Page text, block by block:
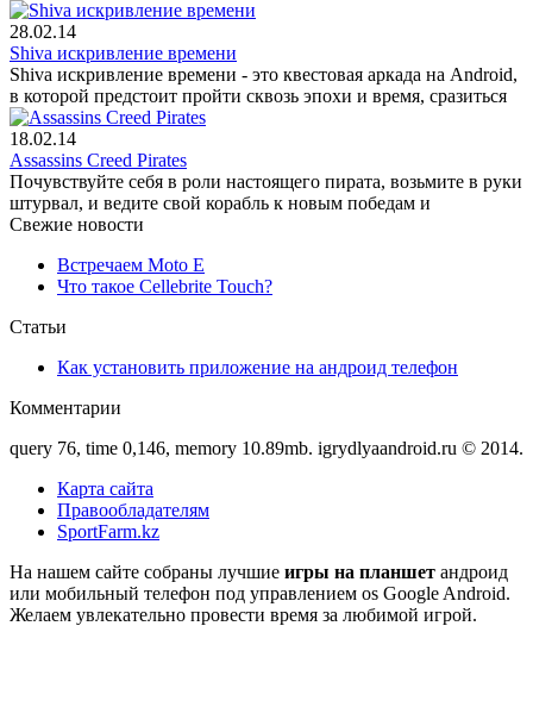
28.02.14
Shiva искривление времени
Shiva искривление времени - это квестовая аркада на Android,
в которой предстоит пройти сквозь эпохи и время, сразиться
18.02.14
Assassins Creed Pirates
Почувствуйте себя в роли настоящего пирата, возьмите в руки
штурвал, и ведите свой корабль к новым победам и
Свежие новости
Встречаем Moto E
Что такое Cellebrite Touch?
Статьи
Как установить приложение на андроид телефон
Комментарии
query 76, time 0,146, memory 10.89mb. igrydlyaandroid.ru © 2014.
Карта сайта
Правообладателям
SportFarm.kz
На нашем сайте собраны лучшие игры на планшет андроид
или мобильный телефон под управлением os Google Android.
Желаем увлекательно провести время за любимой игрой.